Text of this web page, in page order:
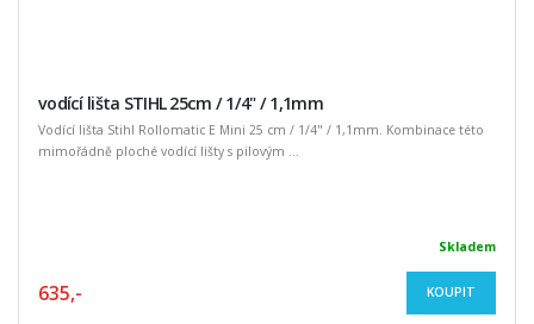
vodící lišta STIHL 25cm / 1/4" / 1,1mm
Vodící lišta Stihl Rollomatic E Mini 25 cm / 1/4" / 1,1mm. Kombinace této
mimořádně ploché vodící lišty s pilovým ...
Skladem
635,- KOUPIT